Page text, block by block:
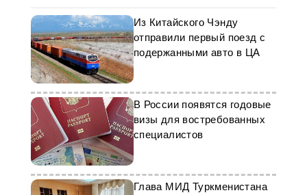
Из Китайского Чэнду
отправили первый поезд с
подержанными авто в ЦА
В России появятся годовые
визы для востребованных
специалистов
Глава МИД Туркменистана